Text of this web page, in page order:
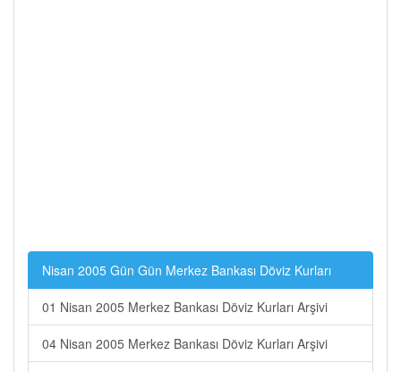
Nisan 2005 Gün Gün Merkez Bankası Döviz Kurları
01 Nisan 2005 Merkez Bankası Döviz Kurları Arşivi
04 Nisan 2005 Merkez Bankası Döviz Kurları Arşivi